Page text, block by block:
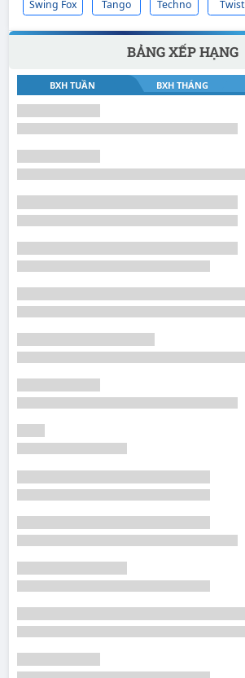
Swing Fox Tango Techno Twist
BẢNG XẾP HẠNG
BXH TUẦN BXH THÁNG